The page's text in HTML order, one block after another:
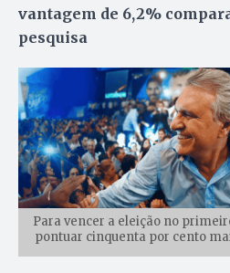
vantagem de 6,2%
pesquisa
Para vencer a eleição no
pontuar cinquenta por cento